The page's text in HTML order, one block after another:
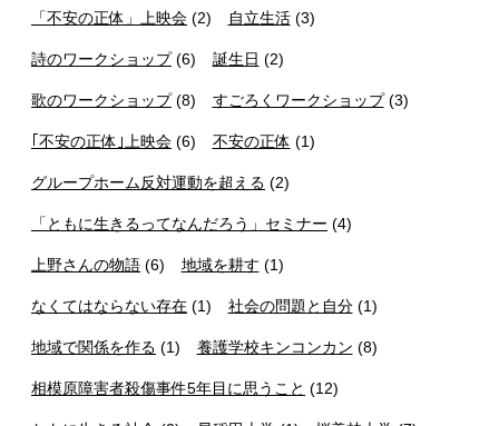
「不安の正体」上映会 (2) 自立生活(3)
詩のワークショップ(6) 誕生日 (2)
歌のワークショップ(8) すごろくワークショップ(3)
｢不安の正体｣上映会 (6) 不安の正体 (1)
グループホーム反対運動を超える (2)
「ともに生きるってなんだろう」セミナー (4)
上野さんの物語 (6) 地域を耕す (1)
なくてはならない存在 (1) 社会の問題と自分(1)
地域で関係を作る (1) 養護学校キンコンカン (8)
相模原障害者殺傷事件5年目に思うこと (12)